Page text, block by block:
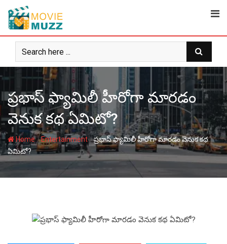
content
ప్రభాస్ ఫ్యామిలీ హీరోగా మారడం
వెనుక కథ ఏమిటో?
Home-Entertainment-ప్రభాస్ ఫ్యామిలీ హీరోగా మారడం వెనుక కథ
ఏమిటో?